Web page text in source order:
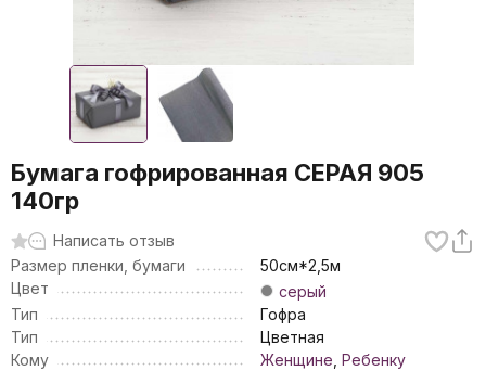
Бумага гофрированная СЕРАЯ 905
140гр
Написать отзыв
Размер пленки, бумаги
50см*2,5м
Цвет
серый
Тип
Гофра
Тип
Цветная
Кому
Женщине Ребенку